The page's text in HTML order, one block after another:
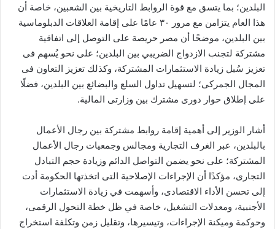
البلدين؛ بما يتسق مع قوة الروابط التاريخية بين الشعبين، خاصة أن
هذا العام يتزامن مع مرور ٣٠ عامًا على إقامة العلاقات الدبلوماسية
بين البلدين، موضحًا أن مصر حريصة على التوصل إلى اتفاقية
مشتركة لتجنب الازدواج الضريبي بين البلدين؛ على نحو يُسهم فى
تعزيز سُبل زيادة الاستثمارات المشتركة، وكذلك تعزيز التعاون فى
المجال الجمركى؛ لتسهيل تداول السلع والبضائع بين البلدين، فضلًا
على إطلاق حوار دورى مشترك بين وزارتى المالية.
أشار الوزير إلى أهمية إقامة روابط مشتركة بين رجال الأعمال
بالبلدين، عبر الغرف التجارية ومجالس وجمعيات رجال الأعمال
المشتركة؛ على نحو يضمن التواصل الدائم وزيادة حجم التبادل
التجارى، مؤكدًا أن الإجراءات الإصلاحية التى اتخذتها الحكومة أدت
إلى تحسن الأداء الاقتصادى، وأسهمت في زيادة الاستثمارات
الأجنبية، ومعدلات التشغيل، خاصة في ظل خطة التحول الرقمى،
وحوكمة وميكنة الإجراءات، وتيسيرها، وتقليل زمن وتكلفة استخراج